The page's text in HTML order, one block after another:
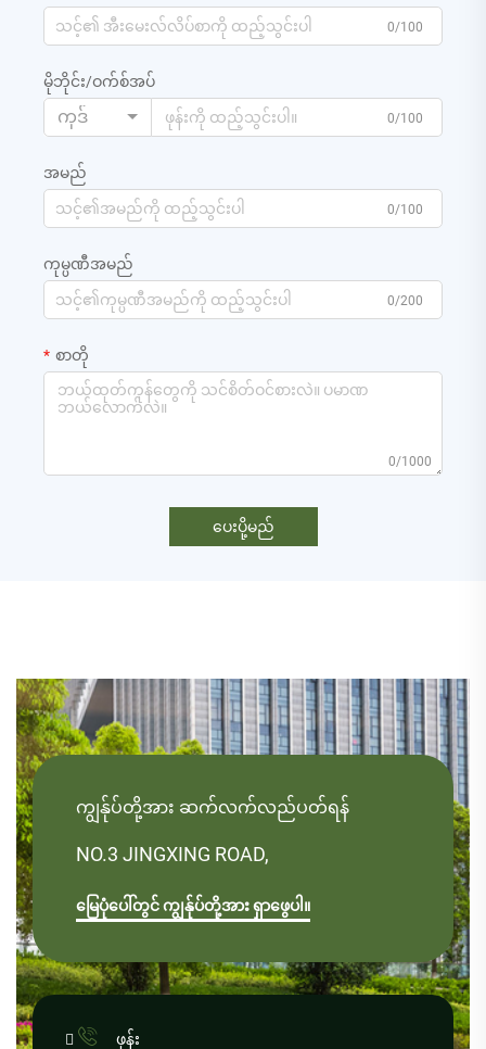
0/100
မိုဘိုင်း/ဝက်စ်အပ်
ကုဒ် 0/100
အမည်
0/100
ကုမ္ပဏီအမည်
0/200
စာတို
0/1000
ပေးပို့မည်
ကျွန်ုပ်တို့အား ဆက်လက်လည်ပတ်ရန်
NO.3 JINGXING ROAD,
မြေပုံပေါ်တွင် ကျွန်ုပ်တို့အား ရှာဖွေပါ။
 ဖုန်း